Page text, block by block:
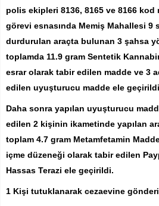
polis ekipleri 8136, 8165 ve 8166 kod
görevi esnasında Memiş Mahallesi 9
durdurulan araçta bulunan 3 şahsa
toplamda 11.9 gram Sentetik
esrar olarak tabir edilen madde ve 3
edilen uyuşturucu madde ele
Daha sonra yapılan uyuşturucu
edilen 2 kişinin ikametinde yapılan
toplam 4.7 gram Metamfetamin
içme düzeneği olarak tabir edilen
Hassas Terazi ele geçirildi.
1 Kişi tutuklanarak cezaevine